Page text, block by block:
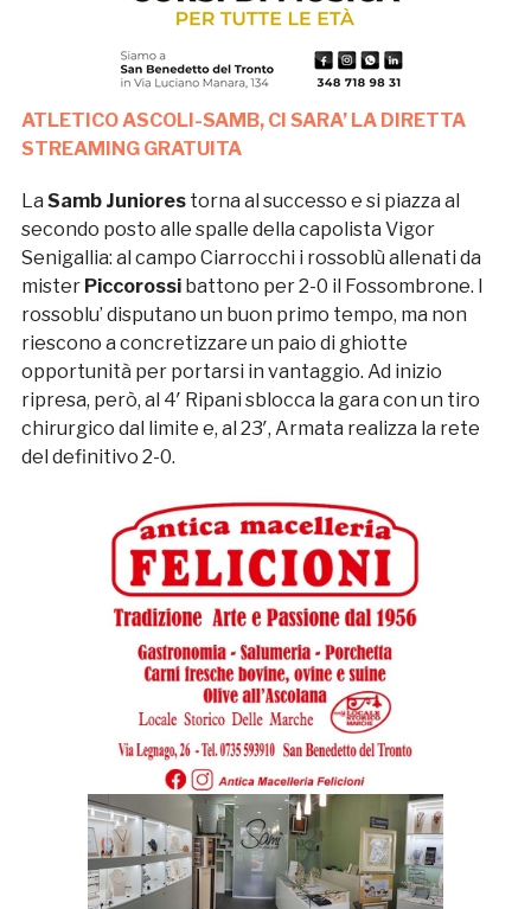
ATLETICO ASCOLI-SAMB, CI SARA’ LA DIRETTA
STREAMING GRATUITA
La Samb Juniorestorna al successo e si piazza al
secondo posto alle spalle della capolista Vigor
Senigallia: al campo Ciarrocchi i rossoblù allenati da
mister Piccorossibattono per 2-0 il Fossombrone. I
rossoblu’ disputano un buon primo tempo, ma non
riescono a concretizzare un paio di ghiotte
opportunità per portarsi in vantaggio. Ad inizio
ripresa, però, al 4′ Ripani sblocca la gara con un tiro
chirurgico dal limite e, al 23′, Armata realizza la rete
del definitivo 2-0.